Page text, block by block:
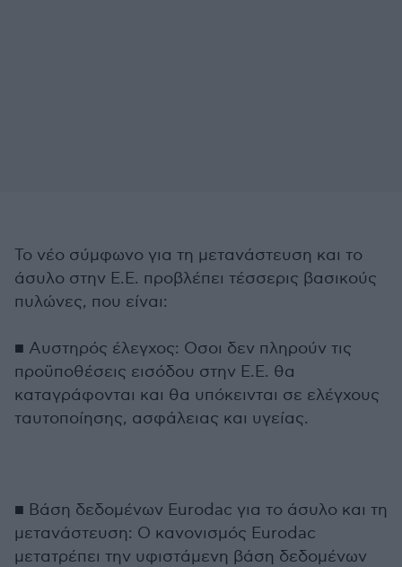
Το νέο σύμφωνο για τη μετανάστευση και το
άσυλο στην Ε.Ε. προβλέπει τέσσερις βασικούς
πυλώνες, που είναι:
■ Αυστηρός έλεγχος: Οσοι δεν πληρούν τις
προϋποθέσεις εισόδου στην Ε.Ε. θα
καταγράφονται και θα υπόκεινται σε ελέγχους
ταυτοποίησης, ασφάλειας και υγείας.
■ Βάση δεδομένων Eurodac για το άσυλο και τη
μετανάστευση: Ο κανονισμός Eurodac
μετατρέπει την υφιστάμενη βάση δεδομένων